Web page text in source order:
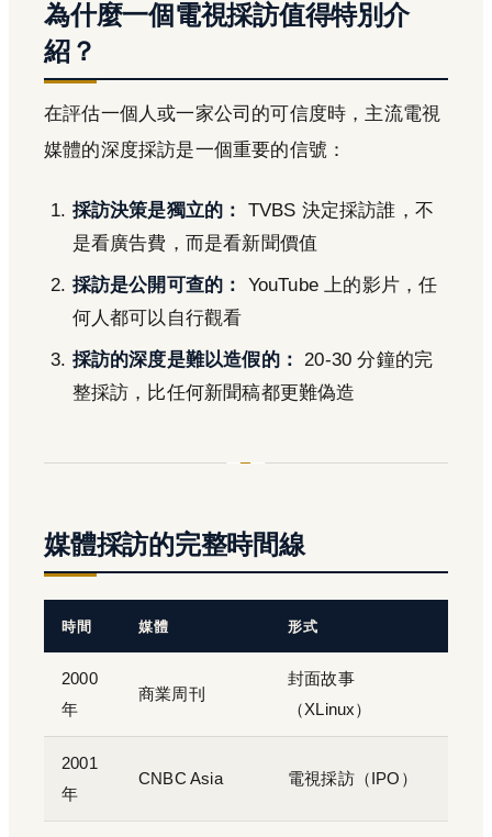
為什麼一個電視採訪值得特別介
紹？
在評估一個人或一家公司的可信度時，主流電視
媒體的深度採訪是一個重要的信號：
採訪決策是獨立的：
TVBS 決定採訪誰，不
是看廣告費，而是看新聞價值
採訪是公開可查的：
YouTube 上的影片，任
何人都可以自行觀看
採訪的深度是難以造假的： 20-30 分鐘的完
整採訪，比任何新聞稿都更難偽造
媒體採訪的完整時間線
時間 媒體 形式
2000
年
商業周刊
封面故事
（XLinux）
2001
年
CNBC Asia 電視採訪（IPO）